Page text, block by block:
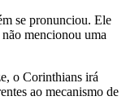
se pronunciou. Ele
mencionou uma
o Corinthians irá
ao mecanismo de